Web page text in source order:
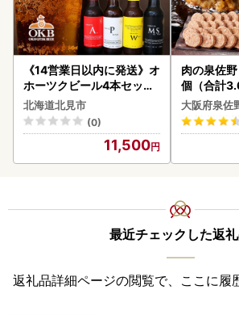
《14営業日以内に発送》オ
ホーツクビール4本セット
( 飲料 飲み物 お酒 ビール
クラフトビール 瓶ビール
贈答 ギフト 贈り物 お中元
御中元 お歳暮 御歳暮 お祝
い プレゼント モルトビー
北海道北見市
(0)
11,500
肉の泉佐
個（合計
ーグ 訳あ
わポーク
大阪府泉佐
最近チェックした返
返礼品詳細ページの閲覧で、ここに履